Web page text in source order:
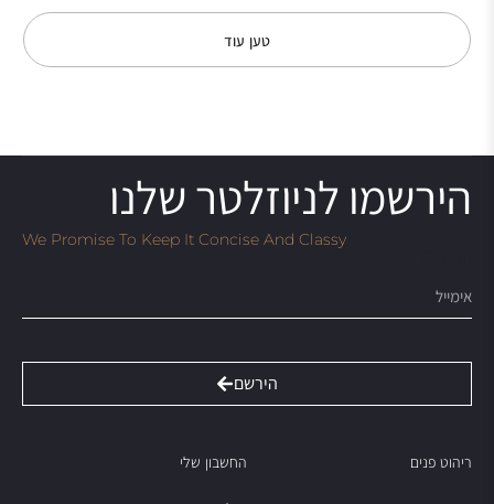
טען עוד
הירשמו לניוזלטר שלנו
We Promise To Keep It Concise And Classy
הירשם
ריהוט פנים החשבון שלי